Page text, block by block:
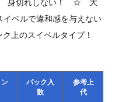
身切れしない！ ☆ 大
ベルで違和感を与えない
のスイベルタイプ！
ン
パック入
数
参考上
代